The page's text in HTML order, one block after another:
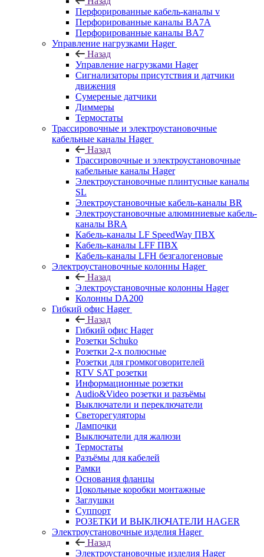
Перфорированные кабель-каналы v
Перфорированные каналы BA7A
Перфорированные каналы BA7
Управление нагрузками Hager
Назад
Управление нагрузками Hager
Сигнализаторы присутствия и датчики
движения
Сумереные датчики
Диммеры
Термостаты
Трассировочные и электроустановочные
кабельные каналы Hager
Назад
Трассировочные и электроустановочные
кабельные каналы Hager
Электроустановочные плинтусные каналы
SL
Электроустановочные кабель-каналы BR
Электроустановочные алюминиевые кабель-
каналы BRA
Кабель-каналы LF SpeedWay ПВХ
Кабель-каналы LFF ПВХ
Кабель-каналы LFH безгалогеновые
Электроустановочные колонны Hager
Назад
Электроустановочные колонны Hager
Колонны DA200
Гибкий офис Hager
Назад
Гибкий офис Hager
Розетки Schuko
Розетки 2-х полюсные
Розетки для громкоговорителей
RTV SAT розетки
Информационные розетки
Audio&Video розетки и разъёмы
Выключатели и переключатели
Светорегуляторы
Лампочки
Выключатели для жалюзи
Термостаты
Разъёмы для кабелей
Рамки
Основания фланцы
Цокольные коробки монтажные
Заглушки
Суппорт
РОЗЕТКИ И ВЫКЛЮЧАТЕЛИ HAGER
Электроустановочные изделия Hager
Назад
Электроустановочные изделия Hager